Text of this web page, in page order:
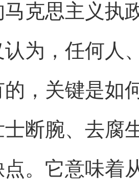
克思主义执
认为，任何人
的，关键是如
士断腕、去腐
。它意味着